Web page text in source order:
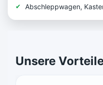
Abschleppwagen,
Unsere